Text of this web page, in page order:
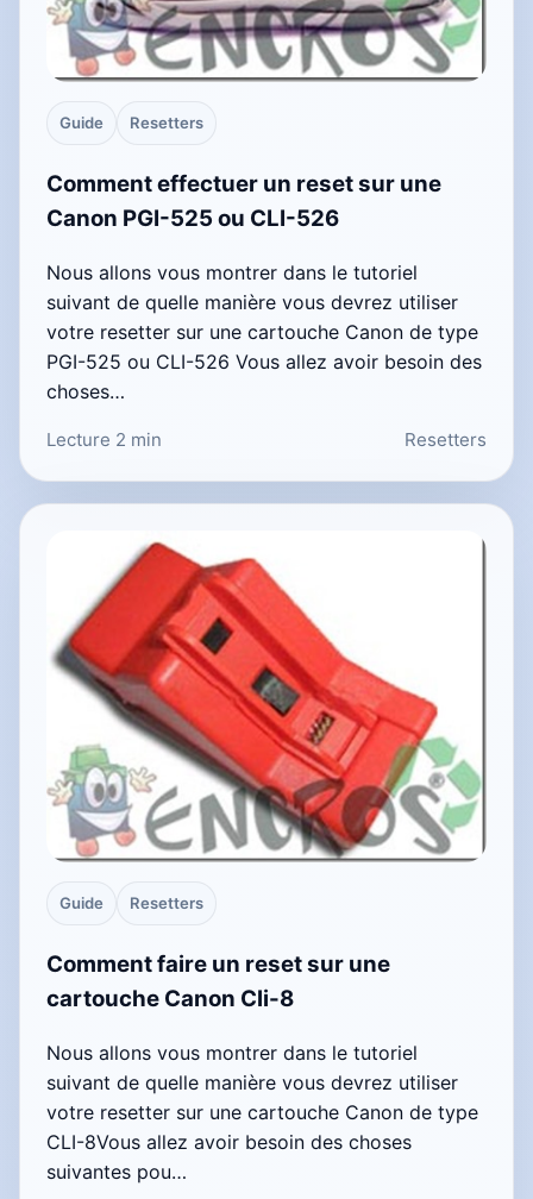
Guide Resetters
Comment effectuer un reset sur une
Canon PGI-525 ou CLI-526
Nous allons vous montrer dans le tutoriel
suivant de quelle manière vous devrez utiliser
votre resetter sur une cartouche Canon de type
PGI-525 ou CLI-526 Vous allez avoir besoin des
choses…
Lecture 2 min Resetters
Guide Resetters
Comment faire un reset sur une
cartouche Canon Cli-8
Nous allons vous montrer dans le tutoriel
suivant de quelle manière vous devrez utiliser
votre resetter sur une cartouche Canon de type
CLI-8Vous allez avoir besoin des choses
suivantes pou…